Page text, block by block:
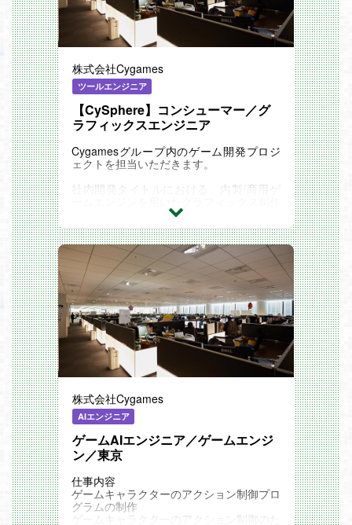
株式会社Cygames
ツールエンジニア
【CySphere】コンシューマー／グ
ラフィックスエンジニア
Cygamesグループ内のゲーム開発プロジ
ェクトを担当いただきます。
社内開発タイトルにおける、内製/商用ゲ
全般に関わる職務を担当していただきま
す。
タイトル固有の映像表現の設計と実装
シェーダー開発
マテリアル制作ルール/フロー構築と開発
グラフィックスパイプラインの構築、変
更、拡張
VFXシステムの開発
描画処理における処理負荷の計測、および
最適化
最新技術の調査と検証、および実装
株式会社Cygames
AIエンジニア
ゲームAIエンジニア／ゲームエンジ
ン／東京
仕事内容
ゲームキャラクターのアクション制御プロ
グラムの制作
ゲームキャラクターのアクション制御のた